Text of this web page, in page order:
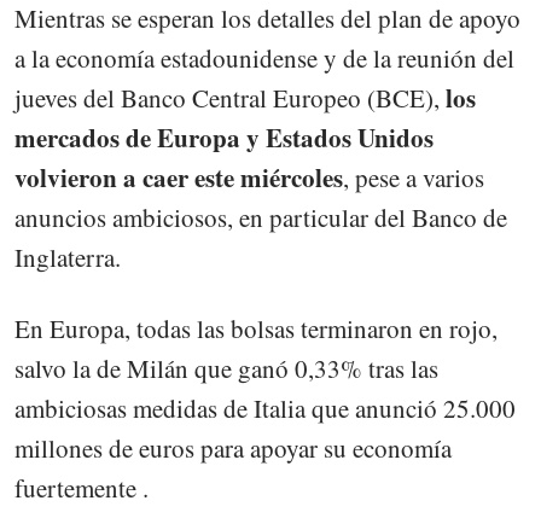
Mientras se esperan los detalles del plan de apoyo
a la economía estadounidense y de la reunión del
jueves del Banco Central Europeo (BCE), los
mercados de Europa y Estados Unidos
volvieron a caer este miércoles, pese a varios
anuncios ambiciosos, en particular del Banco de
Inglaterra.
En Europa, todas las bolsas terminaron en rojo,
salvo la de Milán que ganó 0,33% tras las
ambiciosas medidas de Italia que anunció 25.000
millones de euros para apoyar su economía
fuertemente .